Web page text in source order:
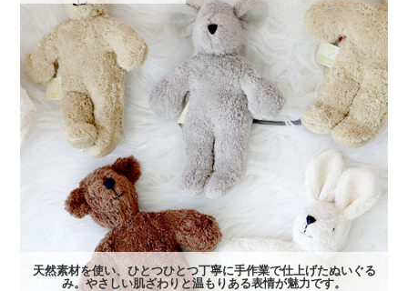
天然素材を使い、ひとつひとつ丁寧に手作業で仕上げたぬいぐる
み。やさしい肌ざわりと温もりある表情が魅力です。